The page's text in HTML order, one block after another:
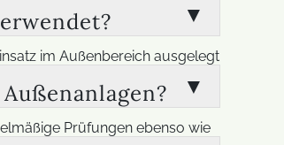
im Außenbereich ausgelegt
Ausführung sorgt
Prüfungen ebenso wie